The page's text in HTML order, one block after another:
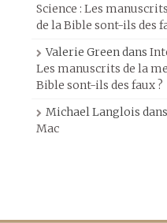
Science : Les
de la Bible sont-ils des
Valerie Green dans
Les manuscrits de la
Bible sont-ils des faux ?
Michael Langlois dans
Mac